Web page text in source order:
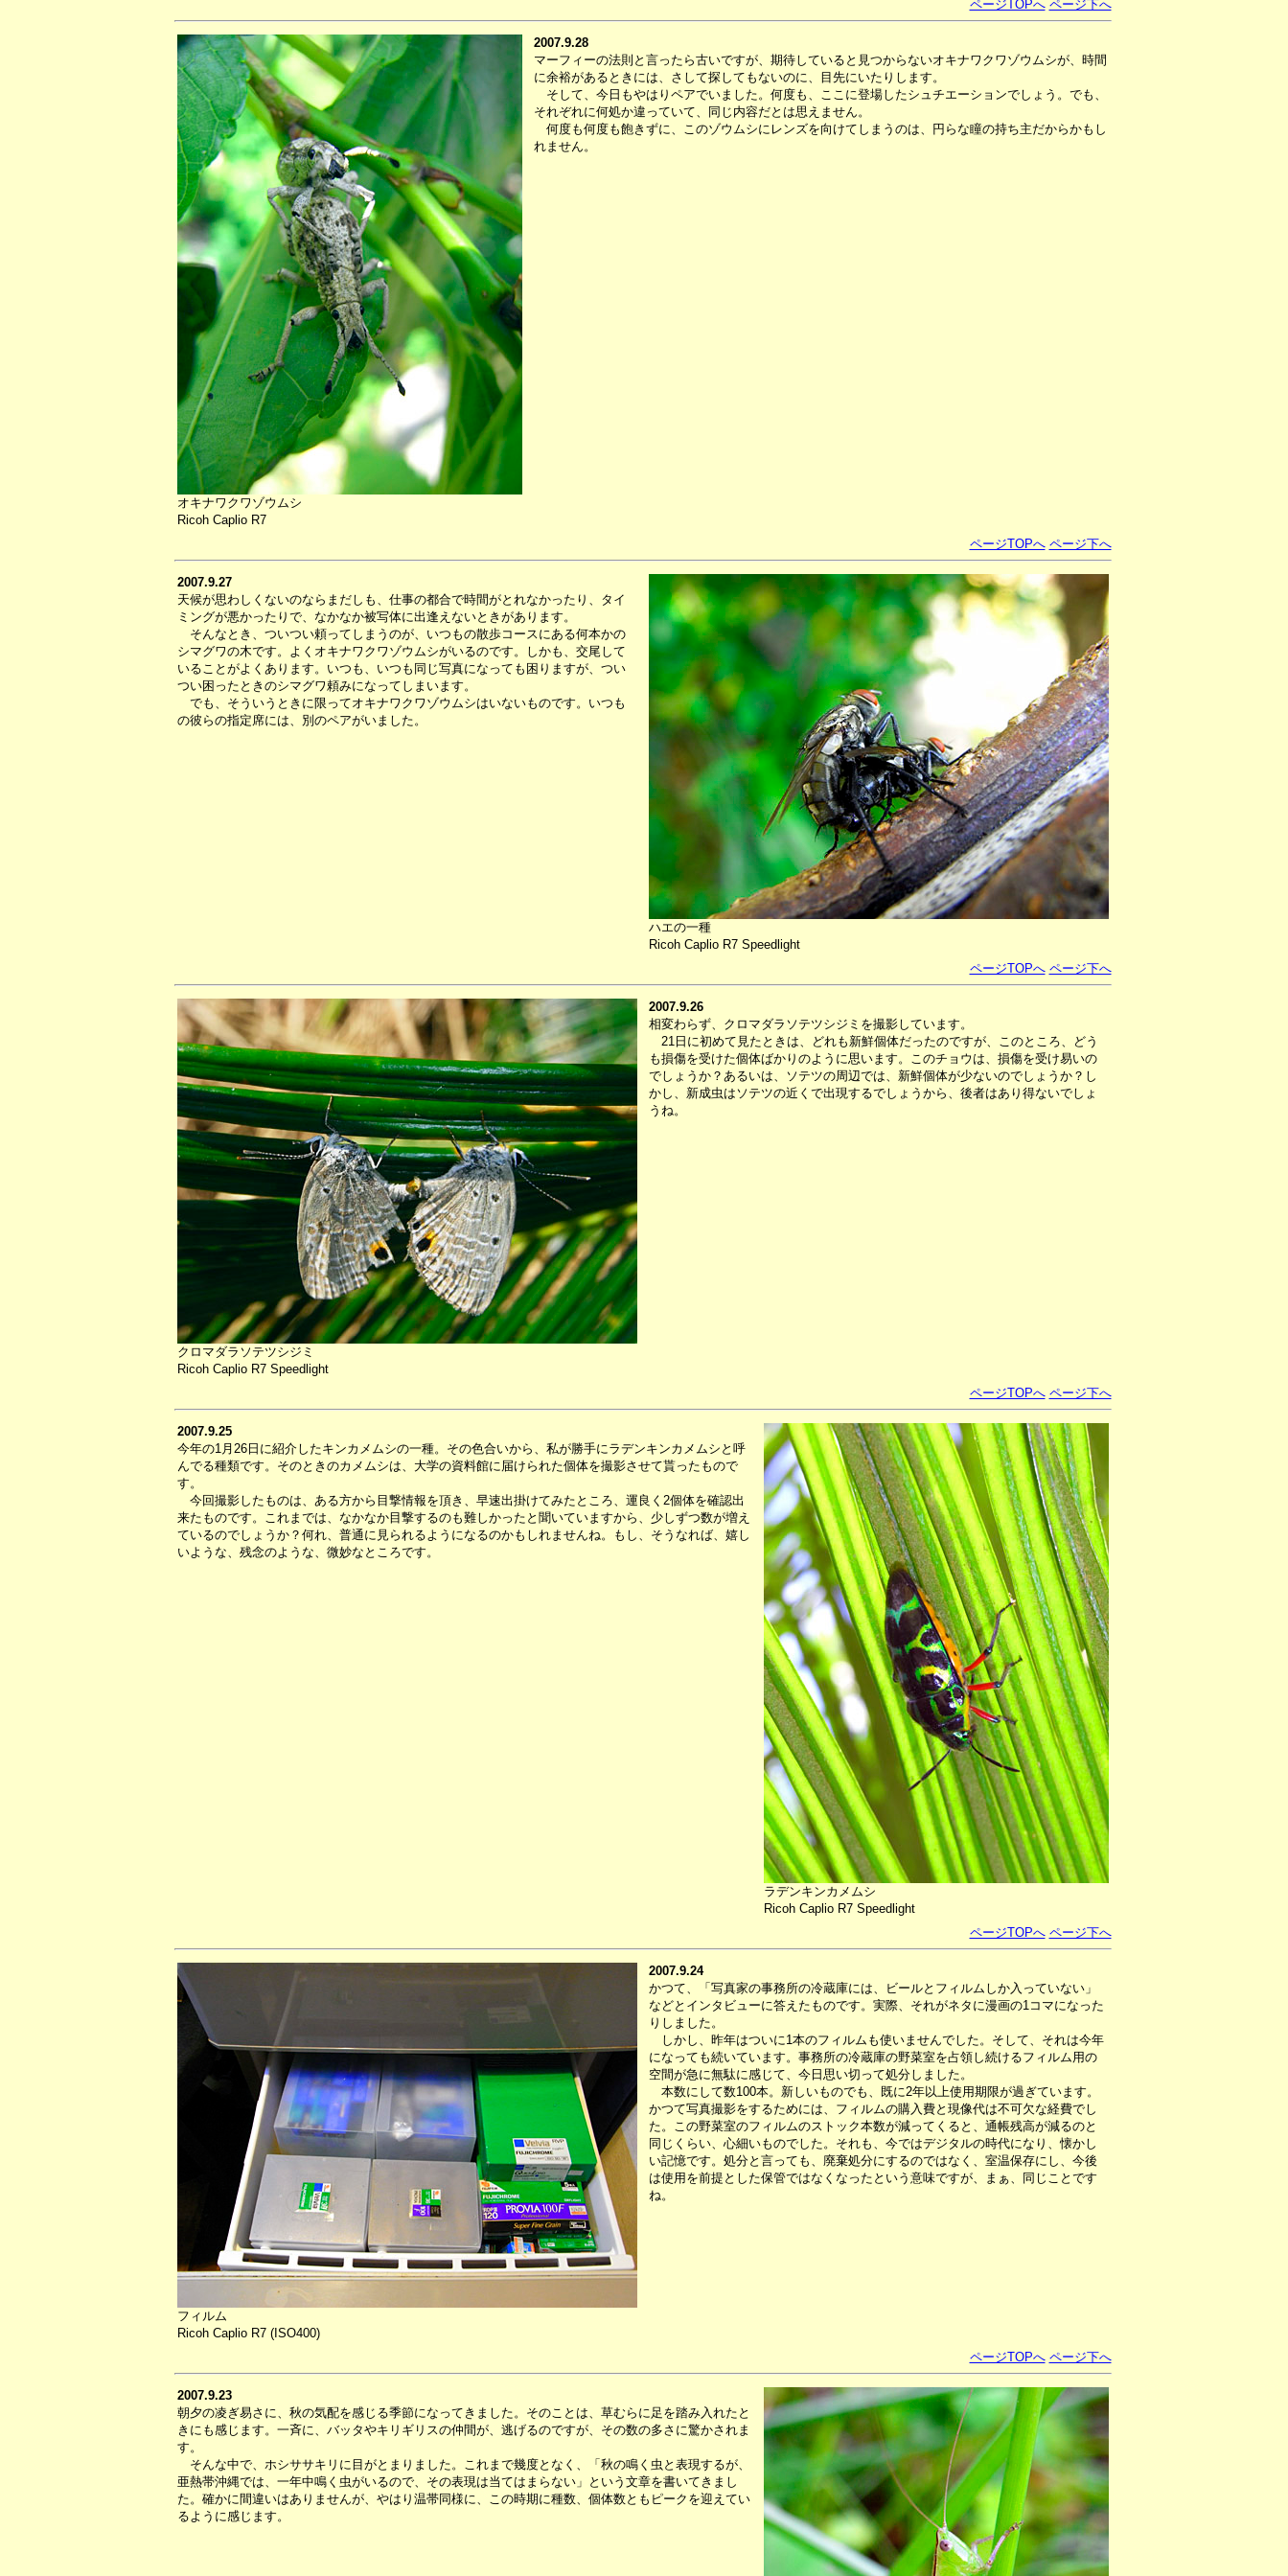
ページTOPへ ページ下へ
オキナワクワゾウムシ
Ricoh Caplio R7
2007.9.28
マーフィーの法則と言ったら古いですが、期待していると見つからないオキナワクワゾウムシが、時間
に余裕があるときには、さして探してもないのに、目先にいたりします。
そして、今日もやはりペアでいました。何度も、ここに登場したシュチエーションでしょう。でも、
それぞれに何処か違っていて、同じ内容だとは思えません。
何度も何度も飽きずに、このゾウムシにレンズを向けてしまうのは、円らな瞳の持ち主だからかもし
れません。
ページTOPへ ページ下へ
2007.9.27
天候が思わしくないのならまだしも、仕事の都合で時間がとれなかったり、タイ
ミングが悪かったりで、なかなか被写体に出逢えないときがあります。
そんなとき、ついつい頼ってしまうのが、いつもの散歩コースにある何本かの
シマグワの木です。よくオキナワクワゾウムシがいるのです。しかも、交尾して
いることがよくあります。いつも、いつも同じ写真になっても困りますが、つい
つい困ったときのシマグワ頼みになってしまいます。
でも、そういうときに限ってオキナワクワゾウムシはいないものです。いつも
の彼らの指定席には、別のペアがいました。
ハエの一種
Ricoh Caplio R7 Speedlight
ページTOPへ ページ下へ
クロマダラソテツシジミ
Ricoh Caplio R7 Speedlight
2007.9.26
相変わらず、クロマダラソテツシジミを撮影しています。
21日に初めて見たときは、どれも新鮮個体だったのですが、このところ、どう
も損傷を受けた個体ばかりのように思います。このチョウは、損傷を受け易いの
でしょうか？あるいは、ソテツの周辺では、新鮮個体が少ないのでしょうか？し
かし、新成虫はソテツの近くで出現するでしょうから、後者はあり得ないでしょ
うね。
ページTOPへ ページ下へ
2007.9.25
今年の1月26日に紹介したキンカメムシの一種。その色合いから、私が勝手にラデンキンカメムシと呼
んでる種類です。そのときのカメムシは、大学の資料館に届けられた個体を撮影させて貰ったもので
す。
今回撮影したものは、ある方から目撃情報を頂き、早速出掛けてみたところ、運良く2個体を確認出
来たものです。これまでは、なかなか目撃するのも難しかったと聞いていますから、少しずつ数が増え
ているのでしょうか？何れ、普通に見られるようになるのかもしれませんね。もし、そうなれば、嬉し
いような、残念のような、微妙なところです。
ラデンキンカメムシ
Ricoh Caplio R7 Speedlight
ページTOPへ ページ下へ
フィルム
Ricoh Caplio R7 (ISO400)
2007.9.24
かつて、「写真家の事務所の冷蔵庫には、ビールとフィルムしか入っていない」
などとインタビューに答えたものです。実際、それがネタに漫画の1コマになった
りしました。
しかし、昨年はついに1本のフィルムも使いませんでした。そして、それは今年
になっても続いています。事務所の冷蔵庫の野菜室を占領し続けるフィルム用の
空間が急に無駄に感じて、今日思い切って処分しました。
本数にして数100本。新しいものでも、既に2年以上使用期限が過ぎています。
かつて写真撮影をするためには、フィルムの購入費と現像代は不可欠な経費でし
た。この野菜室のフィルムのストック本数が減ってくると、通帳残高が減るのと
同じくらい、心細いものでした。それも、今ではデジタルの時代になり、懐かし
い記憶です。処分と言っても、廃棄処分にするのではなく、室温保存にし、今後
は使用を前提とした保管ではなくなったという意味ですが、まぁ、同じことです
ね。
ページTOPへ ページ下へ
2007.9.23
朝夕の凌ぎ易さに、秋の気配を感じる季節になってきました。そのことは、草むらに足を踏み入れたと
きにも感じます。一斉に、バッタやキリギリスの仲間が、逃げるのですが、その数の多さに驚かされま
す。
そんな中で、ホシササキリに目がとまりました。これまで幾度となく、「秋の鳴く虫と表現するが、
亜熱帯沖縄では、一年中鳴く虫がいるので、その表現は当てはまらない」という文章を書いてきまし
た。確かに間違いはありませんが、やはり温帯同様に、この時期に種数、個体数ともピークを迎えてい
るように感じます。